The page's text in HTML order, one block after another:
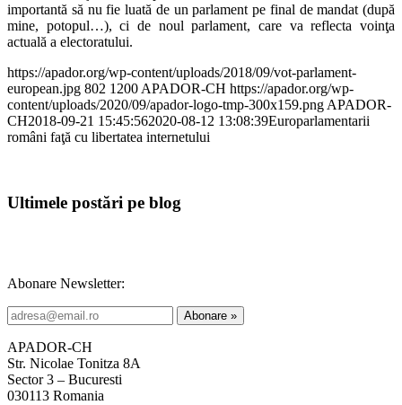
importantă să nu fie luată de un parlament pe final de mandat (după
mine, potopul…), ci de noul parlament, care va reflecta voinţa
actuală a electoratului.
https://apador.org/wp-content/uploads/2018/09/vot-parlament-
european.jpg 802 1200 APADOR-CH https://apador.org/wp-
content/uploads/2020/09/apador-logo-tmp-300x159.png APADOR-
CH2018-09-21 15:45:562020-08-12 13:08:39Europarlamentarii
români faţă cu libertatea internetului
Ultimele postări pe blog
Abonare Newsletter:
APADOR-CH
Str. Nicolae Tonitza 8A
Sector 3 – Bucuresti
030113 Romania